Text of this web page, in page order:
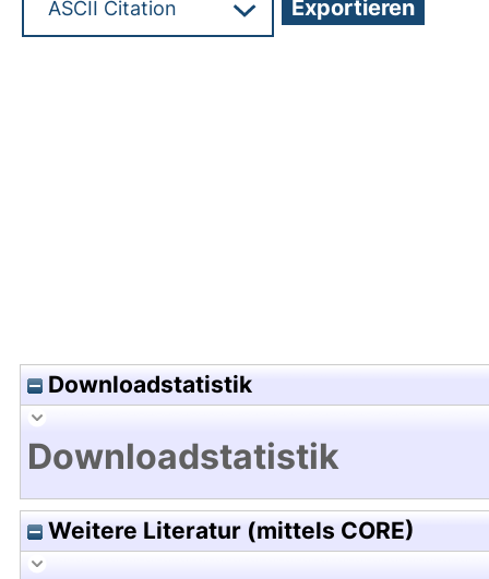
Downloadstatistik
Downloadstatistik
Weitere Literatur (mittels CORE)